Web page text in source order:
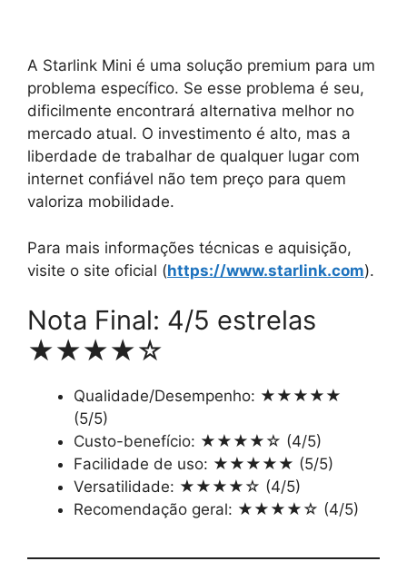
A Starlink Mini é uma solução premium para um
problema específico. Se esse problema é seu,
dificilmente encontrará alternativa melhor no
mercado atual. O investimento é alto, mas a
liberdade de trabalhar de qualquer lugar com
internet confiável não tem preço para quem
valoriza mobilidade.
Para mais informações técnicas e aquisição,
visite o site oficial (https://www.starlink.com).
Nota Final: 4/5 estrelas
★★★★☆
Qualidade/Desempenho: ★★★★★
(5/5)
Custo-benefício: ★★★★☆ (4/5)
Facilidade de uso: ★★★★★ (5/5)
Versatilidade: ★★★★☆ (4/5)
Recomendação geral: ★★★★☆ (4/5)